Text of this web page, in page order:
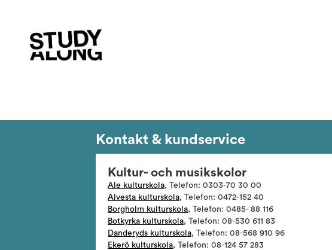
Kontakt & kundservice
Kultur- och musikskolor
Ale kulturskola, Telefon: 0303-70 30 00
Alvesta kulturskola, Telefon: 0472-152 40
Borgholm kulturskola, Telefon: 0485- 88 116
Botkyrka kulturskola, Telefon: 08-530 611 83
Danderyds kulturskola, Telefon: 08-568 910 96
Ekerö kulturskola, Telefon: 08-124 57 283